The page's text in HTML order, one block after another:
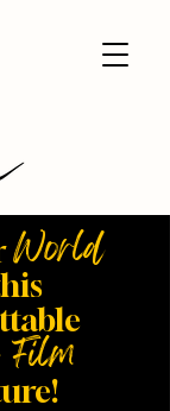
World
Film